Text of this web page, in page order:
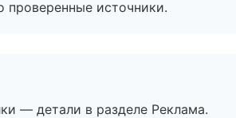
проверенные источники.
— детали в разделе Реклама.